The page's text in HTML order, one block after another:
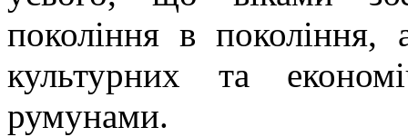
покоління в
культурних та
румунами.